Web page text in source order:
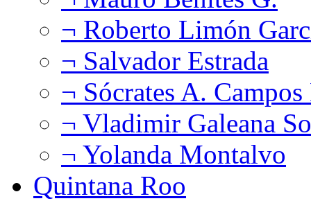
¬ Roberto Limón
¬ Salvador Estrada
¬ Sócrates A.
¬ Vladimir Galeana
¬ Yolanda Montalvo
Quintana Roo